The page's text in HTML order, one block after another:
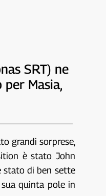
SRT) ne
Masia,
grandi sorprese,
è stato John
stato di ben sette
quinta pole in